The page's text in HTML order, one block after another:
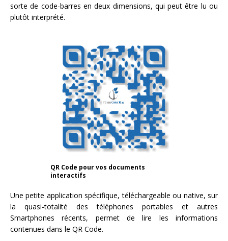
sorte de code-barres en deux dimensions, qui peut être lu ou
plutôt interprété.
QR Code pour vos documents
interactifs
Une petite application spécifique, téléchargeable ou native, sur
la quasi-totalité des téléphones portables et autres
Smartphones récents, permet de lire les informations
contenues dans le QR Code.